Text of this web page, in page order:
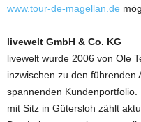
www.tour-de-magellan.de
livewelt GmbH & Co. KG
livewelt wurde 2006 von Ole
inzwischen zu den führenden
spannenden
mit Sitz in Gütersloh zählt